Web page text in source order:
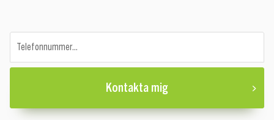
Telefonnummer...
Kontakta mig